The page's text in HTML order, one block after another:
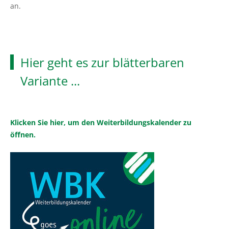
Innovationsberatung EIP-Förderung
Bau-, Energie- und Technikberatung
an.
Hier geht es zur blätterbaren
Variante ...
Klicken Sie hier, um den Weiterbildungskalender zu
öffnen.